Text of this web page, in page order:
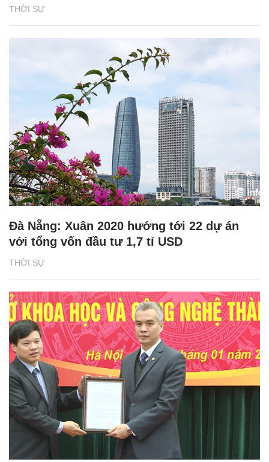
THỜI SỰ
THỜI SỰ
Đà Nẵng: Xuân 2020 hướng tới 22 dự án
với tổng vốn đầu tư 1,7 tỉ USD